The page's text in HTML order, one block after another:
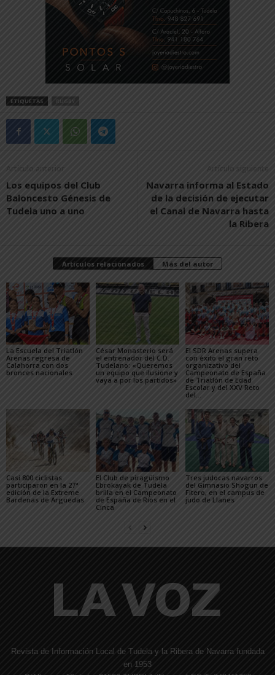
ETIQUETAS RUGBY
Artículo anterior
Los equipos del Club
Baloncesto Génesis de
Tudela uno a uno
Artículo siguiente
Navarra informa al Estado
de la decisión de ejecutar
el Canal de Navarra hasta
la Ribera
Artículos relacionados Más del autor
La Escuela del Triatlón
Arenas regresa de
Calahorra con dos
bronces nacionales
César Monasterio será
el entrenador del C.D.
Tudelano: «Queremos
un equipo que ilusione y
vaya a por los partidos»
El SDR Arenas supera
con éxito el gran reto
organizativo del
Campeonato de España
de Triatlón de Edad
Escolar y del XXV Reto
del...
Casi 800 ciclistas
participaron en la 27ª
edición de la Extreme
Bardenas de Arguedas
El Club de piragüismo
Ebrokayak de Tudela
brilla en el Campeonato
de España de Ríos en el
Cinca
Tres judocas navarros
del Gimnasio Shogun de
Fitero, en el campus de
judo de Llanes
Revista de Información Local de Tudela y la Ribera de Navarra fundada
en 1953